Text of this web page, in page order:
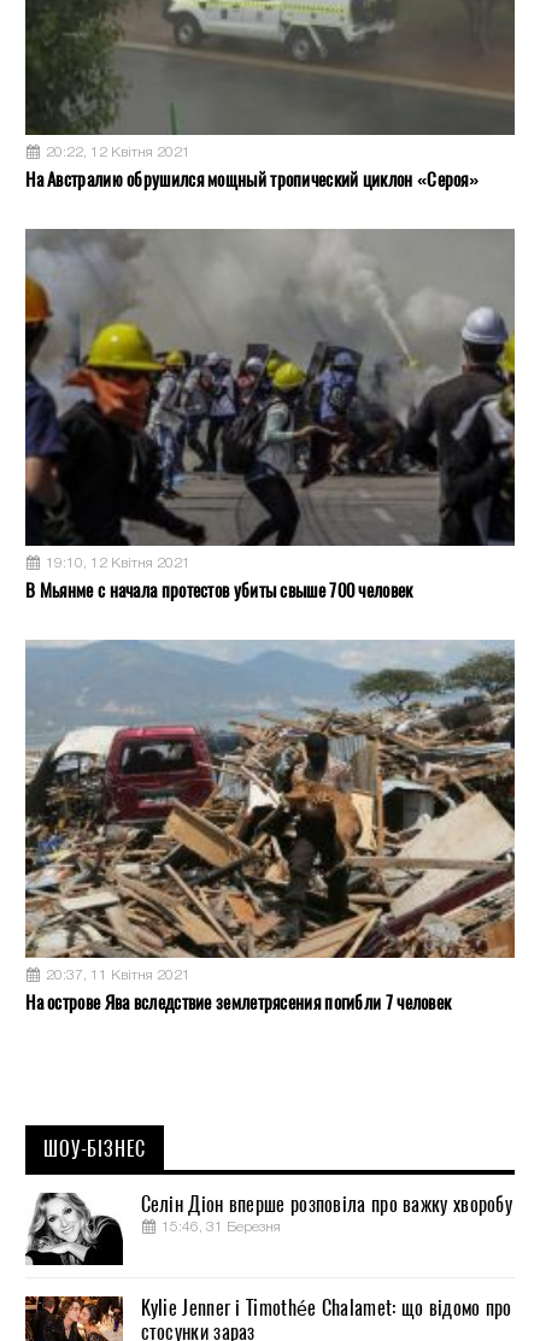
20:22, 12 Квітня 2021
На Австралию обрушился мощный тропический циклон «Сероя»
19:10, 12 Квітня 2021
В Мьянме с начала протестов убиты свыше 700 человек
20:37, 11 Квітня 2021
На острове Ява вследствие землетрясения погибли 7 человек
ШОУ-БІЗНЕС
Селін Діон вперше розповіла про важку хворобу
15:46, 31 Березня
Kylie Jenner і Timothée Chalamet: що відомо про
стосунки зараз